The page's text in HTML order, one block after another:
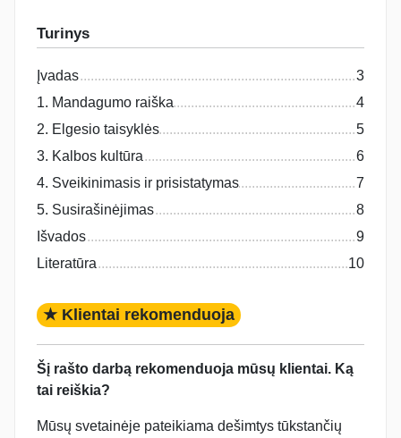
Turinys
Įvadas
3
1. Mandagumo raiška
4
2. Elgesio taisyklės
5
3. Kalbos kultūra
6
4. Sveikinimasis ir prisistatymas
7
5. Susirašinėjimas
8
Išvados
9
Literatūra
10
★ Klientai rekomenduoja
Šį rašto darbą rekomenduoja mūsų klientai. Ką
tai reiškia?
Mūsų svetainėje pateikiama dešimtys tūkstančių